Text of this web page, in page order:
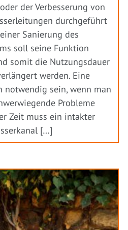
der Verbesserung von
durchgeführt
Sanierung des
soll seine Funktion
somit die Nutzungsdauer
werden. Eine
notwendig sein, wenn man
Probleme
Zeit muss ein intakter
[…]